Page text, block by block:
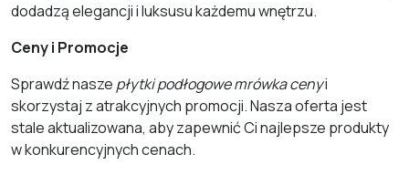
dodadzą elegancji i luksusu każdemu wnętrzu.
Ceny i Promocje
Sprawdź nasze płytki podłogowe mrówka cenyi
skorzystaj z atrakcyjnych promocji. Nasza oferta jest
stale aktualizowana, aby zapewnić Ci najlepsze produkty
w konkurencyjnych cenach.